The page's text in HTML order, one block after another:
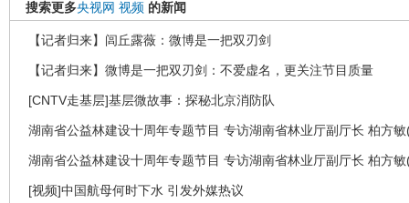
搜索更多央视网 视频 的新闻
【记者归来】闾丘露薇：微博是一把双刃剑
【记者归来】微博是一把双刃剑：不爱虚名，更关注节目质量
[CNTV走基层]基层微故事：探秘北京消防队
湖南省公益林建设十周年专题节目 专访湖南省林业厅副厅长 柏方
湖南省公益林建设十周年专题节目 专访湖南省林业厅副厅长 柏方
[视频]中国航母何时下水 引发外媒热议